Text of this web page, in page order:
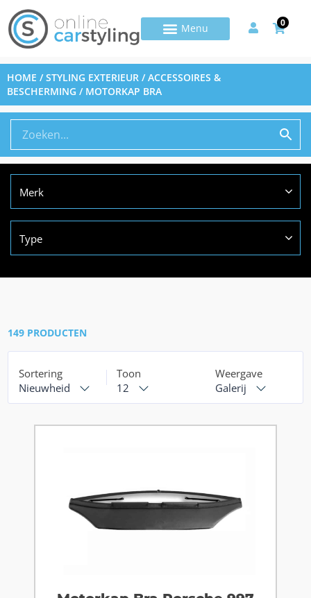
0
HOME /STYLING EXTERIEUR /ACCESSOIRES &
BESCHERMING / MOTORKAP BRA
Merk
Type
149 PRODUCTEN
Sortering
Nieuwheid
Toon
12
Weergave
Galerij